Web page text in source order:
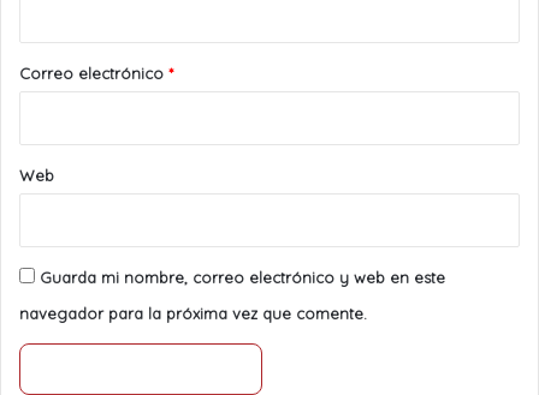
*Correo electrónico *
Web
Guarda mi nombre, correo electrónico y web en este
navegador para la próxima vez que comente.